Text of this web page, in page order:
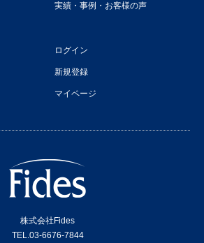
実績・事例・お客様の声
ログイン
新規登録
マイページ
株式会社Fides
TEL.03-6676-7844